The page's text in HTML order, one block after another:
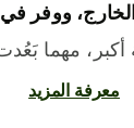
ووفر
أكبر، مهما
معرفة المزيد